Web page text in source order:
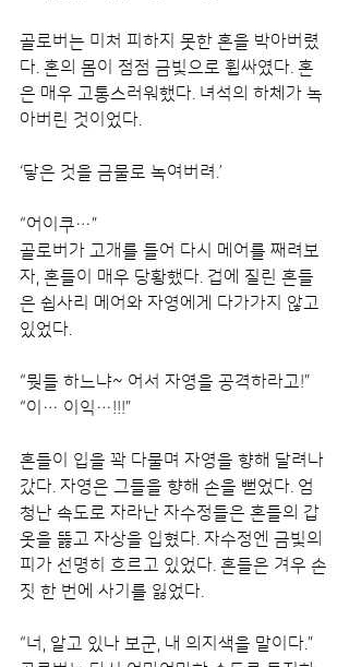
골로버는 미처 피하지 못한 혼을 박아버렸
다. 혼의 몸이 점점 금빛으로 휩싸였다. 혼
은 매우 고통스러워했다. 녀석의 하체가 녹
아버린 것이었다.
‘닿은 것을 금물로 녹여버려.’
“어이쿠…”
골로버가 고개를 들어 다시 메어를 째려보
자, 혼들이 매우 당황했다. 겁에 질린 혼들
은 쉽사리 메어와 자영에게 다가가지 않고
있었다.
“뭣들 하느냐~ 어서 자영을 공격하라고!”
“이… 이익…!!!”
혼들이 입을 꽉 다물며 자영을 향해 달려나
갔다. 자영은 그들을 향해 손을 뻗었다. 엄
청난 속도로 자라난 자수정들은 혼들의 갑
옷을 뚫고 자상을 입혔다. 자수정엔 금빛의
피가 선명히 흐르고 있었다. 혼들은 겨우 손
짓 한 번에 사기를 잃었다.
“너, 알고 있나 보군, 내 의지색을 말이다.”